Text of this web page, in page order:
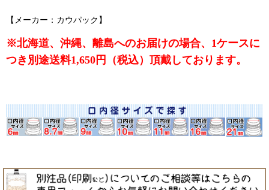
【メーカー：カウパック】
※北海道、沖縄、離島へのお届けの場合、1ケースに
つき別途送料1,650円（税込）頂戴しております。